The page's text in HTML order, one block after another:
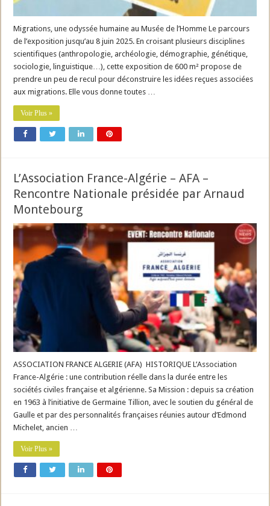
Migrations, une odyssée humaine au Musée de l’Homme Le parcours
de l’exposition jusqu’au 8 juin 2025. En croisant plusieurs disciplines
scientifiques (anthropologie, archéologie, démographie, génétique,
sociologie, linguistique…), cette exposition de 600 m² propose de
prendre un peu de recul pour déconstruire les idées reçues associées
aux migrations. Elle vous donne toutes …
Voir Plus »
L’Association France-Algérie – AFA –
Rencontre Nationale présidée par Arnaud
Montebourg
ASSOCIATION FRANCE ALGERIE (AFA) HISTORIQUE L’Association
France-Algérie : une contribution réelle dans la durée entre les
sociétés civiles française et algérienne. Sa Mission : depuis sa création
en 1963 à l’initiative de Germaine Tillion, avec le soutien du général de
Gaulle et par des personnalités françaises réunies autour d’Edmond
Michelet, ancien …
Voir Plus »